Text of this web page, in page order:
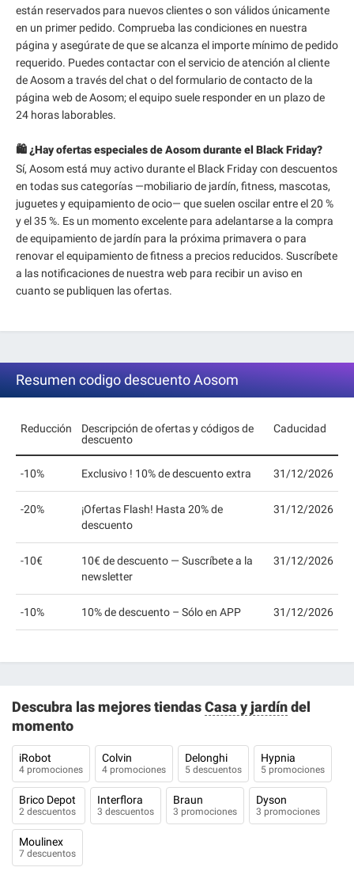
están reservados para nuevos clientes o son válidos únicamente
en un primer pedido. Comprueba las condiciones en nuestra
página y asegúrate de que se alcanza el importe mínimo de pedido
requerido. Puedes contactar con el servicio de atención al cliente
de Aosom a través del chat o del formulario de contacto de la
página web de Aosom; el equipo suele responder en un plazo de
24 horas laborables.
🛍️ ¿Hay ofertas especiales de Aosom durante el Black Friday?
Sí, Aosom está muy activo durante el Black Friday con descuentos
en todas sus categorías —mobiliario de jardín, fitness, mascotas,
juguetes y equipamiento de ocio— que suelen oscilar entre el 20 %
y el 35 %. Es un momento excelente para adelantarse a la compra
de equipamiento de jardín para la próxima primavera o para
renovar el equipamiento de fitness a precios reducidos. Suscríbete
a las notificaciones de nuestra web para recibir un aviso en
cuanto se publiquen las ofertas.
Resumen codigo descuento Aosom
Reducción
Descripción de ofertas y códigos de
descuento
Caducidad
-10% Exclusivo ! 10% de descuento extra 31/12/2026
-20%
¡Ofertas Flash! Hasta 20% de
descuento
31/12/2026
-10€
10€ de descuento — Suscríbete a la
newsletter
31/12/2026
-10% 10% de descuento – Sólo en APP 31/12/2026
Descubra las mejores tiendasCasa y jardíndel
momento
iRobot
4 promociones
Colvin
4 promociones
Delonghi
5 descuentos
Hypnia
5 promociones
Brico Depot
2 descuentos
Interflora
3 descuentos
Braun
3 promociones
Dyson
3 promociones
Moulinex
7 descuentos